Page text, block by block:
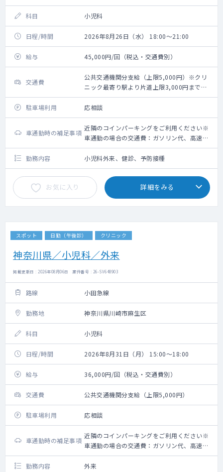
科目 小児科
日程/時間 2026年8月26日（水） 18:00～21:00
給与 45,000円/回（税込・交通費別）
交通費
公共交通機関分支給（上限5,000円）※クリ
ニック最寄り駅より片道上限3,000円までの
タクシー利用可能
駐車場利用
応相談
車通勤時の補足事項
近隣のコインパーキングをご利用ください※
車通勤の場合の交通費：ガソリン代、高速道
路利用料金（上限5,000円）＋駐車場代（上
限2,000円）
勤務内容 小児科外来、健診、予防接種
お気に入り 詳細をみる
スポット 日勤（午後診） クリニック
神奈川県／小児科／外来
掲載更新日 : 2026年08月06日 案件番号 : 26-SV648903
路線 小田急線
勤務地 神奈川県川崎市麻生区
科目 小児科
日程/時間 2026年8月31日（月） 15:00～18:00
給与 36,000円/回（税込・交通費別）
交通費 公共交通機関分支給（上限5,000円）
駐車場利用 応相談
車通勤時の補足事項
近隣のコインパーキングをご利用ください※
車通勤の場合の交通費：ガソリン代、高速道
路利用料金（上限5,000円）＋駐車場代（上
限2,000円）
勤務内容 外来